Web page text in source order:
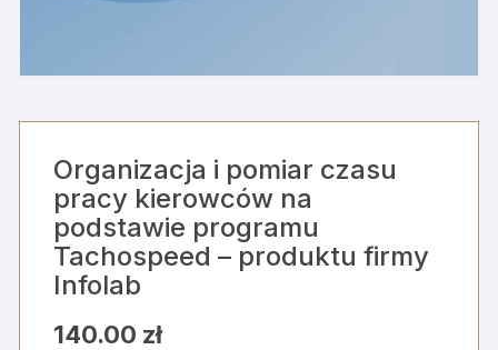
Organizacja i pomiar czasu
pracy kierowców na
podstawie programu
Tachospeed – produktu firmy
Infolab
140.00 zł